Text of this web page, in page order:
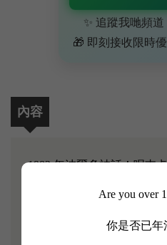
Are you over
你是否已年
✨ 追蹤我哋頻
🎁 即刻接收限時
內容
1982 年波爾多神話！呢支
雜深邃，滿滿嘅黑松露、